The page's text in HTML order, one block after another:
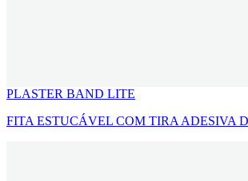
PLASTER BAND LITE
FITA ESTUCÁVEL COM TIRA ADESIVA